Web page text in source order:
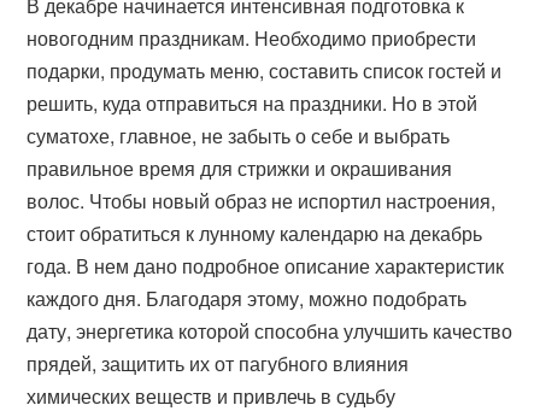
новогодним праздникам. Необходимо приобрести
подарки, продумать меню, составить список гостей и
решить, куда отправиться на праздники. Но в этой
суматохе, главное, не забыть о себе и выбрать
правильное время для стрижки и окрашивания
волос. Чтобы новый образ не испортил настроения,
стоит обратиться к лунному календарю на декабрь
года. В нем дано подробное описание характеристик
каждого дня. Благодаря этому, можно подобрать
дату, энергетика которой способна улучшить качество
прядей, защитить их от пагубного влияния
химических веществ и привлечь в судьбу